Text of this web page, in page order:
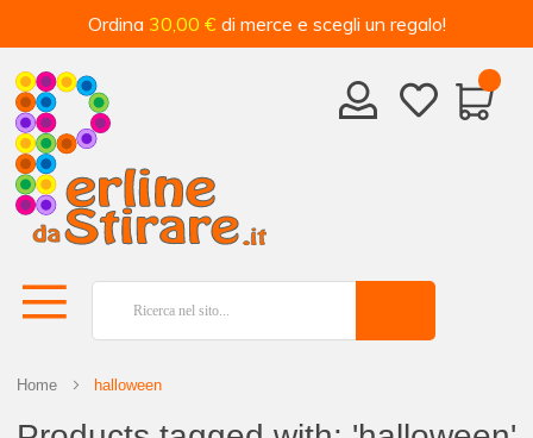
Ordina 30,00 € di merce e scegli un regalo!
Home halloween